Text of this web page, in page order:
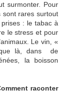
surmonter. Pour
sont rares surtout
prises : le tabac à
le stress et pour
Le vin, «
là, dans de
la boisson
raconter